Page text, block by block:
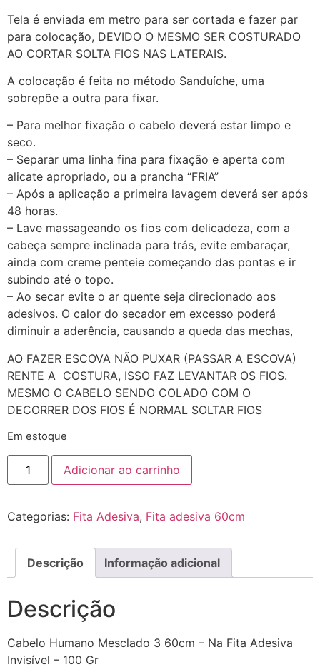
Tela é enviada em metro para ser cortada e fazer par
para colocação, DEVIDO O MESMO SER COSTURADO
AO CORTAR SOLTA FIOS NAS LATERAIS.
A colocação é feita no método Sanduíche, uma
sobrepõe a outra para fixar.
– Para melhor fixação o cabelo deverá estar limpo e
seco.
– Separar uma linha fina para fixação e aperta com
alicate apropriado, ou a prancha “FRIA”
– Após a aplicação a primeira lavagem deverá ser após
48 horas.
– Lave massageando os fios com delicadeza, com a
cabeça sempre inclinada para trás, evite embaraçar,
ainda com creme penteie começando das pontas e ir
subindo até o topo.
– Ao secar evite o ar quente seja direcionado aos
adesivos. O calor do secador em excesso poderá
diminuir a aderência, causando a queda das mechas,
AO FAZER ESCOVA NÃO PUXAR (PASSAR A ESCOVA)
RENTE A COSTURA, ISSO FAZ LEVANTAR OS FIOS.
MESMO O CABELO SENDO COLADO COM O
DECORRER DOS FIOS É NORMAL SOLTAR FIOS
Em estoque
Adicionar ao carrinho
Categorias: Fita Adesiva, Fita adesiva 60cm
Descrição Informação adicional
Descrição
Cabelo Humano Mesclado 3 60cm – Na Fita Adesiva
Invisível – 100 Gr